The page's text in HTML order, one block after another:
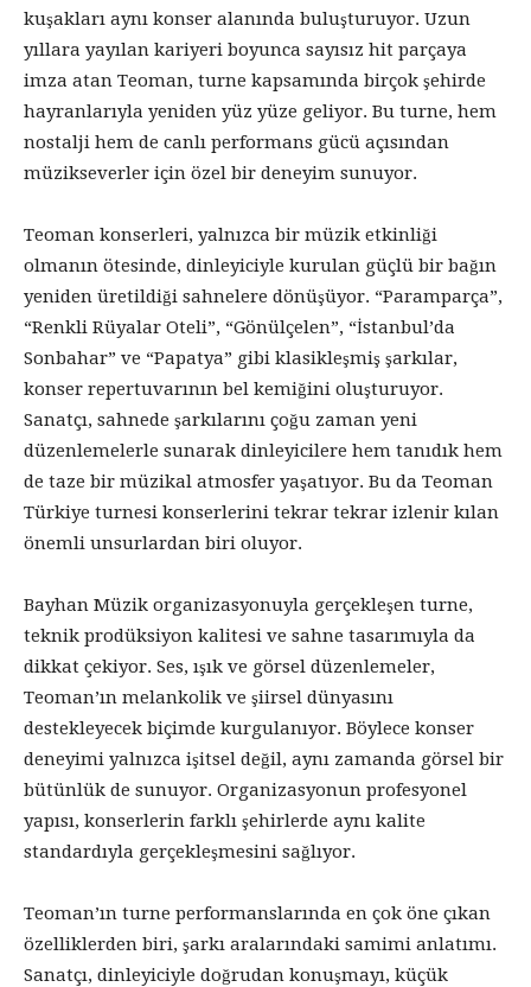
kuşakları aynı konser alanında buluşturuyor. Uzun
yıllara yayılan kariyeri boyunca sayısız hit parçaya
imza atan Teoman, turne kapsamında birçok şehirde
hayranlarıyla yeniden yüz yüze geliyor. Bu turne, hem
nostalji hem de canlı performans gücü açısından
müzikseverler için özel bir deneyim sunuyor.
Teoman konserleri, yalnızca bir müzik etkinliği
olmanın ötesinde, dinleyiciyle kurulan güçlü bir bağın
yeniden üretildiği sahnelere dönüşüyor. “Paramparça”,
“Renkli Rüyalar Oteli”, “Gönülçelen”, “İstanbul’da
Sonbahar” ve “Papatya” gibi klasikleşmiş şarkılar,
konser repertuvarının bel kemiğini oluşturuyor.
Sanatçı, sahnede şarkılarını çoğu zaman yeni
düzenlemelerle sunarak dinleyicilere hem tanıdık hem
de taze bir müzikal atmosfer yaşatıyor. Bu da Teoman
Türkiye turnesi konserlerini tekrar tekrar izlenir kılan
önemli unsurlardan biri oluyor.
Bayhan Müzik organizasyonuyla gerçekleşen turne,
teknik prodüksiyon kalitesi ve sahne tasarımıyla da
dikkat çekiyor. Ses, ışık ve görsel düzenlemeler,
Teoman’ın melankolik ve şiirsel dünyasını
destekleyecek biçimde kurgulanıyor. Böylece konser
deneyimi yalnızca işitsel değil, aynı zamanda görsel bir
bütünlük de sunuyor. Organizasyonun profesyonel
yapısı, konserlerin farklı şehirlerde aynı kalite
standardıyla gerçekleşmesini sağlıyor.
Teoman’ın turne performanslarında en çok öne çıkan
özelliklerden biri, şarkı aralarındaki samimi anlatımı.
Sanatçı, dinleyiciyle doğrudan konuşmayı, küçük